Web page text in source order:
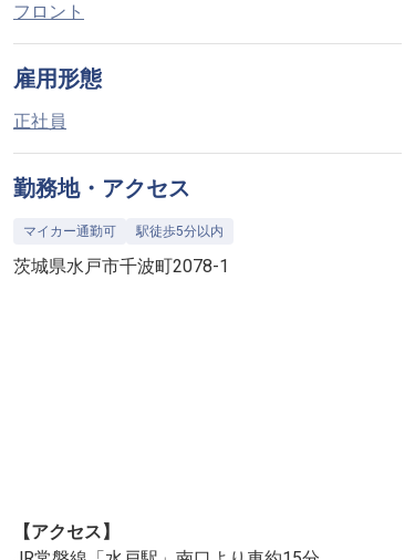
フロント
雇用形態
正社員
勤務地・アクセス
マイカー通勤可 駅徒歩5分以内
茨城県水戸市千波町2078-1
【アクセス】